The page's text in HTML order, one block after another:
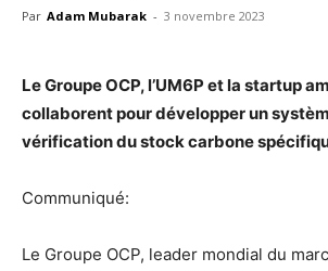
Par Adam Mubarak - 3 novembre 2023
Le Groupe OCP, l’UM6P et la startup
collaborent pour développer un
vérification du stock carbone
Communiqué:
Le Groupe OCP, leader mondial du